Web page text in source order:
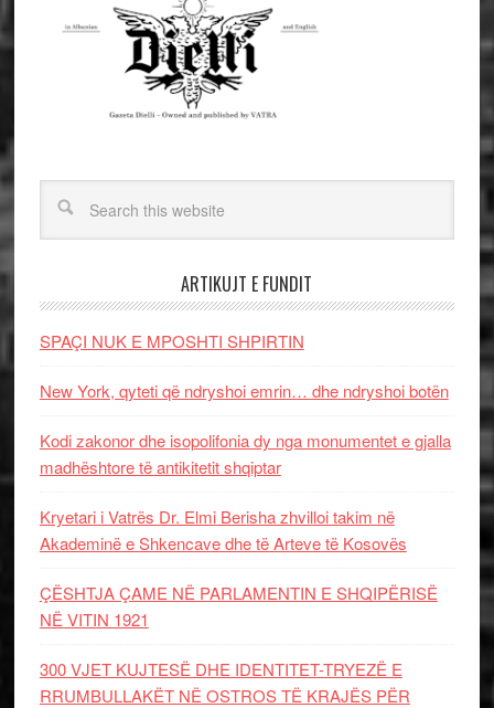
ARTIKUJT E FUNDIT
SPAÇI NUK E MPOSHTI SHPIRTIN
New York, qyteti që ndryshoi emrin… dhe ndryshoi botën
Kodi zakonor dhe isopolifonia dy nga monumentet e gjalla
madhështore të antikitetit shqiptar
Kryetari i Vatrës Dr. Elmi Berisha zhvilloi takim në
Akademinë e Shkencave dhe të Arteve të Kosovës
ÇËSHTJA ÇAME NË PARLAMENTIN E SHQIPËRISË
NË VITIN 1921
300 VJET KUJTESË DHE IDENTITET-TRYEZË E
RRUMBULLAKËT NË OSTROS TË KRAJËS PËR